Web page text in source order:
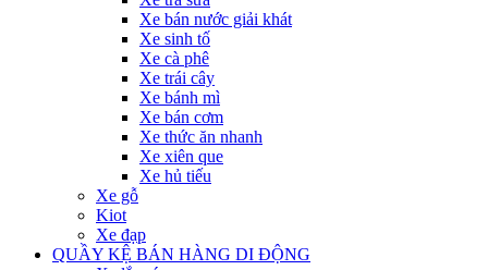
Xe bán nước giải khát
Xe sinh tố
Xe cà phê
Xe trái cây
Xe bánh mì
Xe bán cơm
Xe thức ăn nhanh
Xe xiên que
Xe hủ tiếu
Xe gỗ
Kiot
Xe đạp
QUẦY KỆ BÁN HÀNG DI ĐỘNG